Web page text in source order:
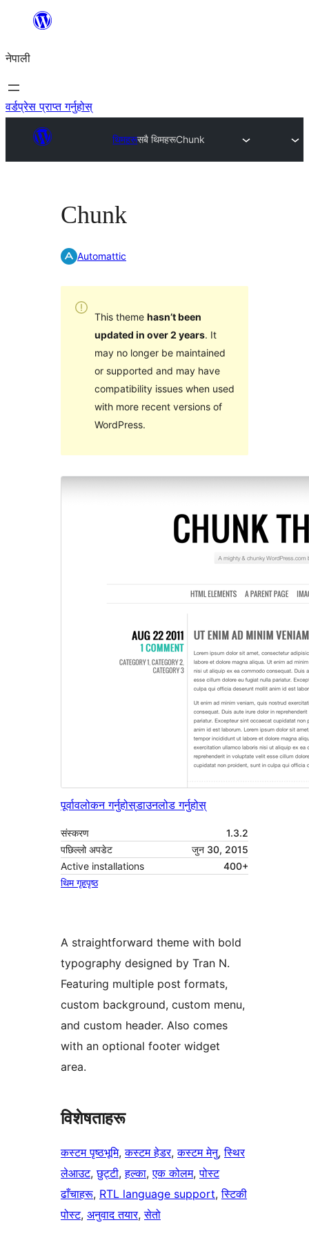
सामग्रीमा
नेपाली
वर्डप्रेस प्राप्त गर्नुहोस्
थिमहरूसबै थिमहरूChunk
Chunk
Automattic
This theme hasn’t been
updated in over 2 years. It
may no longer be maintained
or supported and may have
compatibility issues when used
with more recent versions of
WordPress.
पूर्वावलोकन गर्नुहोस्डाउनलोड गर्नुहोस्
संस्करण
1.3.2
पछिल्लो अपडेट
जुन 30, 2015
Active installations
400+
थिम गृहपृष्ठ
A straightforward theme with bold
typography designed by Tran N.
Featuring multiple post formats,
custom background, custom menu,
and custom header. Also comes
with an optional footer widget
area.
विशेषताहरू
कस्टम पृष्ठभूमि, कस्टम हेडर, कस्टम मेनु, स्थिर
लेआउट, छुट्टी, हल्का, एक कोलम, पोस्ट
ढाँचाहरू, RTL language support, स्टिकी
पोस्ट, अनुवाद तयार, सेतो